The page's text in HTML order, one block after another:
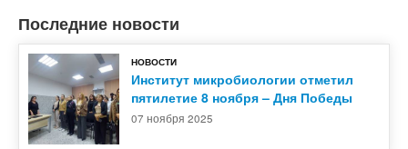
О нас
Структура
Советы и комитеты
Ученые и специалисты
Последние новости
НОВОСТИ
Институт микробиологии отметил
пятилетие 8 ноября – Дня Победы
07 ноября 2025